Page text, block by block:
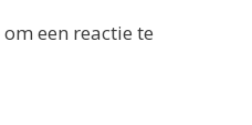
om een reactie te